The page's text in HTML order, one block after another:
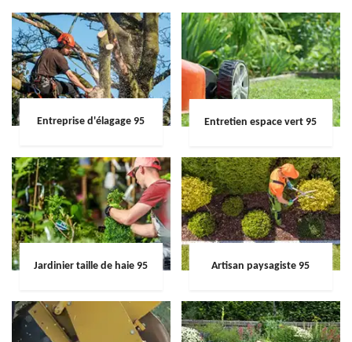
Entreprise d'élagage 95 Entretien espace vert 95
Jardinier taille de haie 95 Artisan paysagiste 95